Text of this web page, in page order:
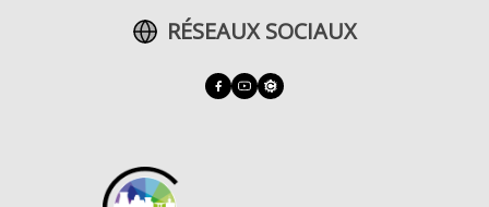
RÉSEAUX SOCIAUX